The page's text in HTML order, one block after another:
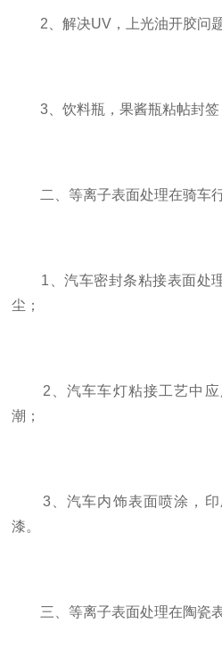
2、解决UV，上光油开胶问题
3、饮料瓶，果酱瓶粘帖封签
二、等离子表面处理在骑车
1、汽车密封条粘接表面处
尘；
2、汽车车灯粘接工艺中应
潮；
3、汽车内饰表面喷涂，印
漆。
三、等离子表面处理在陶瓷